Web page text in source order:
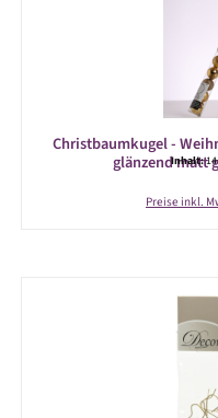
Christbaumkugel -
glänzend matt
Inhalt:
Preise inkl.